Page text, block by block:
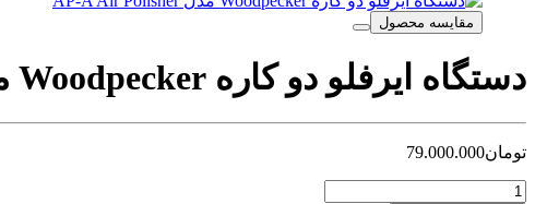
مقایسه محصول
دستگاه ایرفلو دو کاره Woodpecker مدل AP-A Air Polisher
تومان79.000.000